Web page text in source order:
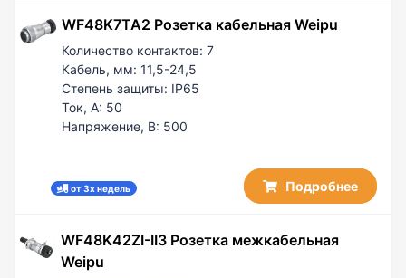
WF48K7TA2 Розетка кабельная Weipu
Количество контактов: 7
Кабель, мм: 11,5-24,5
Степень защиты: IP65
Ток, А: 50
Напряжение, В: 500
от 3х недель Подробнее
WF48K42ZI-II3 Розетка межкабельная
Weipu